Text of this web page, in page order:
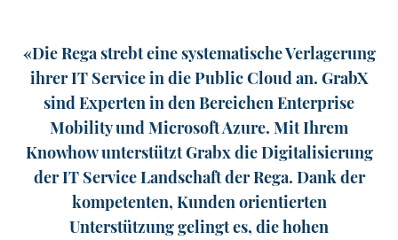
«Die Rega strebt eine systematische Verlagerung
ihrer IT Service in die Public Cloud an. GrabX
sind Experten in den Bereichen Enterprise
Mobility und Microsoft Azure. Mit Ihrem
Knowhow unterstützt Grabx die Digitalisierung
der IT Service Landschaft der Rega. Dank der
kompetenten, Kunden orientierten
Unterstützung gelingt es, die hohen